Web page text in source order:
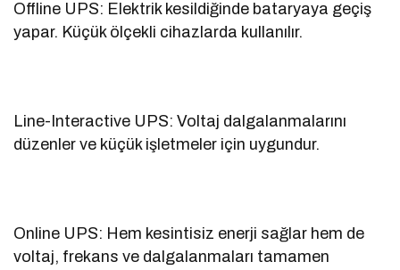
Offline UPS: Elektrik kesildiğinde bataryaya geçiş
yapar. Küçük ölçekli cihazlarda kullanılır.
Line-Interactive UPS: Voltaj dalgalanmalarını
düzenler ve küçük işletmeler için uygundur.
Online UPS: Hem kesintisiz enerji sağlar hem de
voltaj, frekans ve dalgalanmaları tamamen